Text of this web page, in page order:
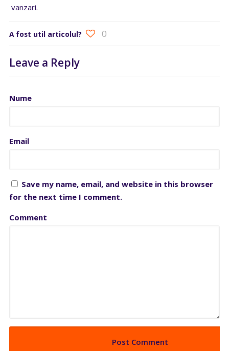
vanzari.
A fost util articolul? 0
Leave a Reply
Nume
Email
Save my name, email, and website in this browser
for the next time I comment.
Comment